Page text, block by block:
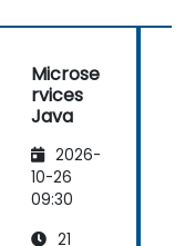
Microse
rvices
Java
2026-
10-26
09:30
21